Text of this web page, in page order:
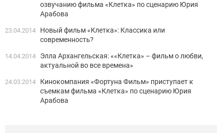
озвучанию фильма «Клетка» по сценарию Юрия
Арабова
23.04.2014
Новый фильм «Клетка»: Классика или
современность?
14.04.2014
Элла Архангельская: ««Клетка» – фильм о любви,
актуальной во все времена»
24.03.2014
Кинокомпания «Фортуна Фильм» приступает к
съемкам фильма «Клетка» по сценарию Юрия
Арабова